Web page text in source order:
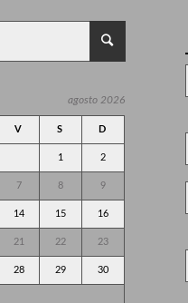
agosto 2026
V S D
1 2
7 8 9
14 15 16
21 22 23
28 29 30